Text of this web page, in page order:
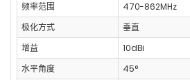
频率范围
470-862MHz
极化方式
垂直
增益
10dBi
水平角度
45°